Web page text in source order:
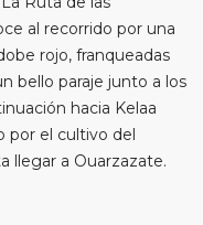
al recorrido por una
rojo, franqueadas
bello paraje junto a los
hacia Kelaa
por el cultivo del
llegar a Ouarzazate.